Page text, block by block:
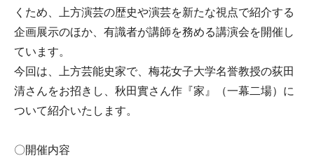
くため、上方演芸の歴史や演芸を新たな視点で紹介する
企画展示のほか、有識者が講師を務める講演会を開催し
ています。
今回は、上方芸能史家で、梅花女子大学名誉教授の荻田
清さんをお招きし、秋田實さん作『家』（一幕二場）に
ついて紹介いたします。
〇開催内容